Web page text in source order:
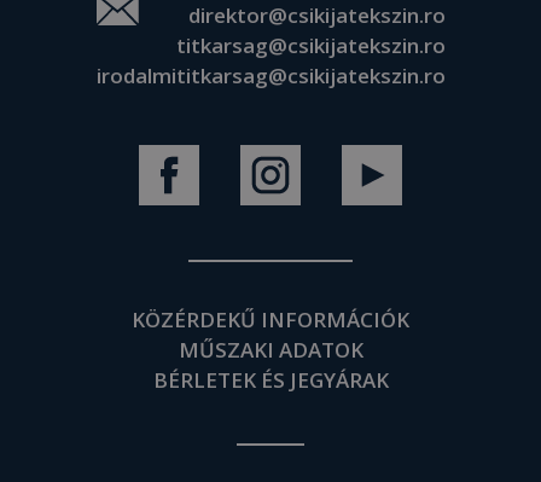
direktor@csikijatekszin.ro
titkarsag@csikijatekszin.ro
irodalmititkarsag@csikijatekszin.ro
KÖZÉRDEKŰ INFORMÁCIÓK
MŰSZAKI ADATOK
BÉRLETEK ÉS JEGYÁRAK